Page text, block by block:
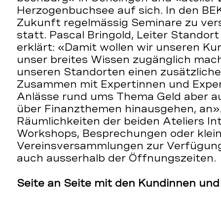
Herzogenbuchsee auf sich. In den
Zukunft regelmässig Seminare zu
statt. Pascal Bringold, Leiter
erklärt: «Damit wollen wir unseren
unser breites Wissen zugänglich
unseren Standorten einen
Zusammen mit Expertinnen und
Anlässe rund ums Thema Geld aber
über Finanzthemen hinausgehen,
Räumlichkeiten der beiden Ateliers
Workshops, Besprechungen oder
Vereinsversammlungen zur
auch ausserhalb der Öffnungszeiten.
Seite an Seite mit den Kundinnen